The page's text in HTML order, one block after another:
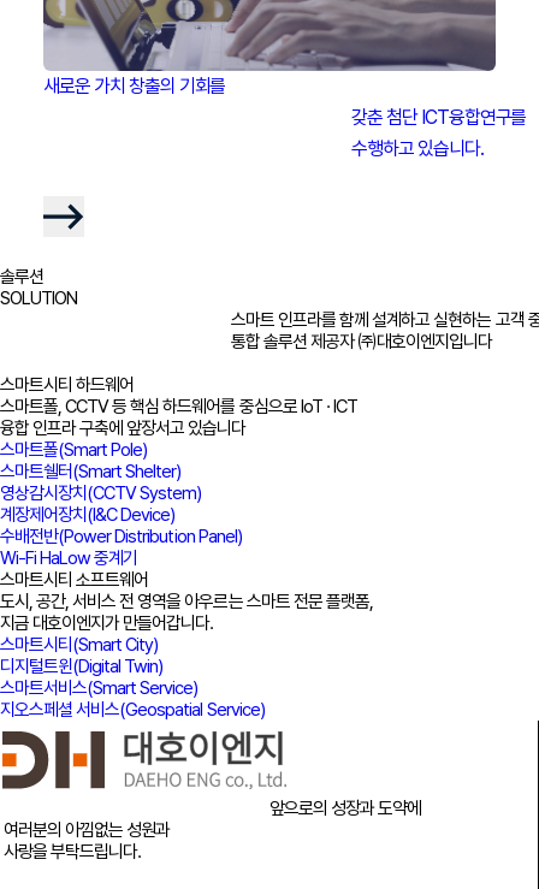
새로운 가치 창출의 기회를
솔루션
SOLUTION
스마트시티 하드웨어
스마트폴, CCTV 등 핵심 하드웨어를 중심으로 IoT · ICT
융합 인프라 구축에 앞장서고 있습니다
스마트폴(Smart Pole)
스마트쉘터(Smart Shelter)
영상감시장치(CCTV System)
계장제어장치(I&C Device)
수배전반(Power Distribution Panel)
Wi-Fi HaLow 중계기
스마트시티 소프트웨어
도시, 공간, 서비스 전 영역을 아우르는 스마트 전문 플랫폼,
지금 대호이엔지가 만들어갑니다.
스마트시티(Smart City)
디지털트윈(Digital Twin)
스마트서비스(Smart Service)
지오스페셜 서비스(Geospatial Service)
							앞으로의 성장과 도약에
여러분의 아낌없는 성원과
사랑을 부탁드립니다.